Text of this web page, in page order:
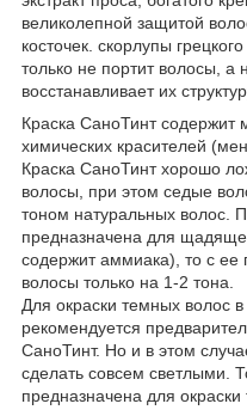
великолепной защитой
косточек. скорлупы
только не портит волосы, а
восстанавливает их
Краска СаноТинт содержит
химических красителей
Краска СаноТинт хорошо
волосы, при этом седые
тоном натуральных волос.
предназначена для
содержит аммиака), то с
волосы только на 1-2 тона.
Для окраски темных волос
рекомендуется
СаноТинт. Но и в этом
сделать совсем светлыми.
предназначена для